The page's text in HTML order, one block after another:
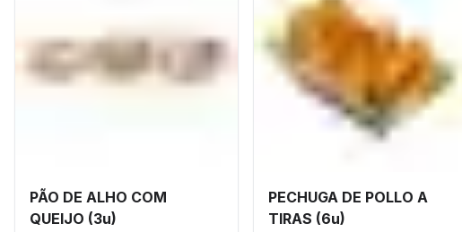
PÃO DE ALHO COM
QUEIJO (3u)
PECHUGA DE POLLO A
TIRAS (6u)